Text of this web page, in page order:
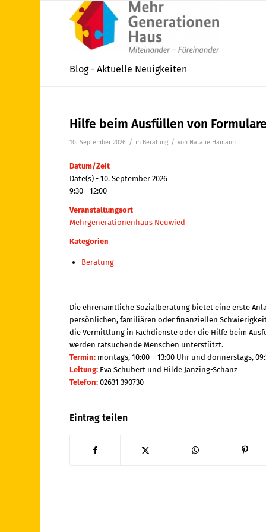
Blog - Aktuelle Neuigkeiten
Hilfe beim Ausfüllen von
10. September 2026 / in Beratung / von Natalie Hamann
Datum/Zeit
Date(s) - 10. September 2026
9:30 - 12:00
Veranstaltungsort
Mehrgenerationenhaus Neuwied
Kategorien
Beratung
Die ehrenamtliche Sozialberatung bietet eine erste
persönlichen, familiären oder finanziellen
die Vermittlung in Fachdienste oder die Hilfe beim
werden ratsuchende Menschen unterstützt.
Termin: montags, 10:00 – 13:00 Uhr und donnerstags,
Leitung: Eva Schubert und Hilde Janzing-Schanz
Telefon: 02631 390730
Eintrag teilen